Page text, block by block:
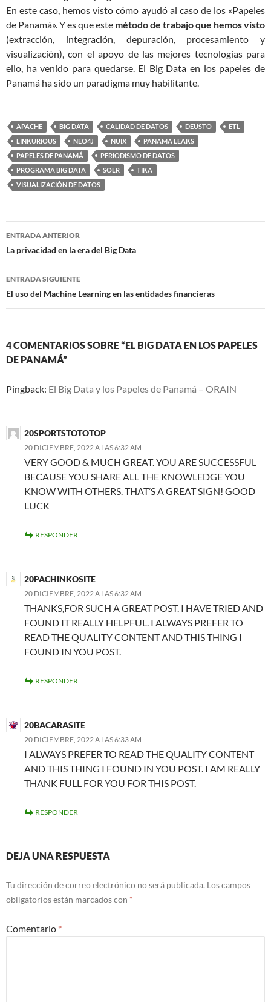
En este caso, hemos visto cómo ayudó al caso de los «Papeles
de Panamá». Y es que este método de trabajo que hemos visto
(extracción, integración, depuración, procesamiento y
visualización), con el apoyo de las mejores tecnologías para
ello, ha venido para quedarse. El Big Data en los papeles de
Panamá ha sido un paradigma muy habilitante.
APACHE BIG DATA CALIDAD DE DATOS DEUSTO
ETL
LINKURIOUS
NEO4J NUIX
PANAMA LEAKS
PAPELES DE PANAMÁ
PERIODISMO DE DATOS
PROGRAMA BIG DATA
SOLR
TIKA
VISUALIZACIÓN DE DATOS
Navegación
de
entradas
ENTRADA ANTERIOR
La privacidad en la era del Big Data
ENTRADA SIGUIENTE
El uso del Machine Learning en las entidades financieras
4 COMENTARIOS SOBRE “EL BIG DATA EN LOS PAPELES
DE PANAMÁ”
Pingback: El Big Data y los Papeles de Panamá – ORAIN
20SPORTSTOTOTOP
20 DICIEMBRE, 2022 A LAS 6:32 AM
VERY GOOD & MUCH GREAT. YOU ARE SUCCESSFUL
BECAUSE YOU SHARE ALL THE KNOWLEDGE YOU
KNOW WITH OTHERS. THAT’S A GREAT SIGN! GOOD
LUCK
RESPONDER
20PACHINKOSITE
20 DICIEMBRE, 2022 A LAS 6:32 AM
THANKS,FOR SUCH A GREAT POST. I HAVE TRIED AND
FOUND IT REALLY HELPFUL. I ALWAYS PREFER TO
READ THE QUALITY CONTENT AND THIS THING I
FOUND IN YOU POST.
RESPONDER
20BACARASITE
20 DICIEMBRE, 2022 A LAS 6:33 AM
I ALWAYS PREFER TO READ THE QUALITY CONTENT
AND THIS THING I FOUND IN YOU POST. I AM REALLY
THANK FULL FOR YOU FOR THIS POST.
RESPONDER
DEJA UNA RESPUESTA
Tu dirección de correo electrónico no será publicada. Los campos
obligatorios están marcados con *
Comentario *